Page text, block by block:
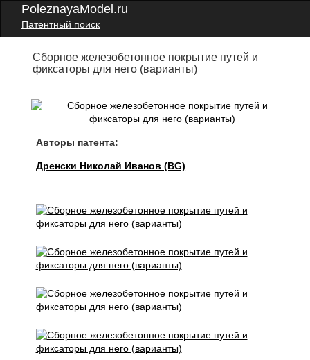
PoleznayaModel.ru
Патентный поиск
Сборное железобетонное покрытие путей и
фиксаторы для него (варианты)
Авторы патента:
Дренски Николай Иванов (BG)